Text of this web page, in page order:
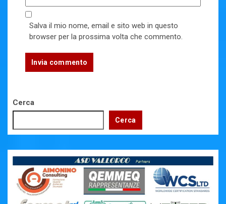
Salva il mio nome, email e sito web in questo
browser per la prossima volta che commento.
Cerca
Cerca